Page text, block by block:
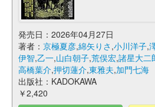
発売日：2026年04月27日
著者： 京極夏彦,綿矢りさ ,小川洋子,
伊智,乙一,山白朝子,荒俣宏,諸星大二
高橋葉介,押切蓮介,東雅夫,加門七海
出版社：KADOKAWA
￥2,420